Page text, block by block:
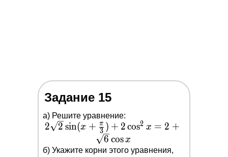
Задание 15
а) Решите уравнение:
2 \sqrt{2}
(x+\frac{\pi}
2 2 sin(x + 3
π ) + 2cos2 x = 2 +
6 cosx
б) Укажите корни этого уравнения,